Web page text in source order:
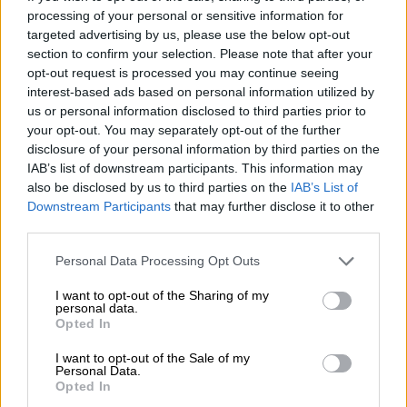
processing of your personal or sensitive information for
targeted advertising by us, please use the below opt-out
section to confirm your selection. Please note that after your
opt-out request is processed you may continue seeing
interest-based ads based on personal information utilized by
us or personal information disclosed to third parties prior to
your opt-out. You may separately opt-out of the further
disclosure of your personal information by third parties on the
IAB’s list of downstream participants. This information may
also be disclosed by us to third parties on the IAB’s List of
Downstream Participants that may further disclose it to other
Please note that this website/app uses one or more Google
not limited to your visit or usage behaviour. You may click to
grant or deny consent to Google and its third-party tags to
use your data for below specified purposes in below Google
consent section.
Personal Data Processing Opt Outs
I want to opt-out of the Sharing of my
personal data.
Opted In
I want to opt-out of the Sale of my
Personal Data.
Opted In
Lifestyle|02.04.2019 11:19
«Μάχη» εκατομμυρίων μεταξύ Γιάννη
Κούστα και Σοφίας Γιαννικοπούλου
της Αθήνας
Γιάννης Κούστας
δικαστήριο